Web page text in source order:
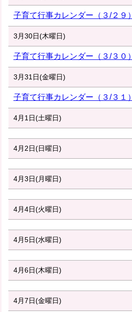
子育て行事カレンダー（３/２９）
3月30日(木曜日)
子育て行事カレンダー（３/３０）
3月31日(金曜日)
子育て行事カレンダー（３/３１）
4月1日(土曜日)
4月2日(日曜日)
4月3日(月曜日)
4月4日(火曜日)
4月5日(水曜日)
4月6日(木曜日)
4月7日(金曜日)